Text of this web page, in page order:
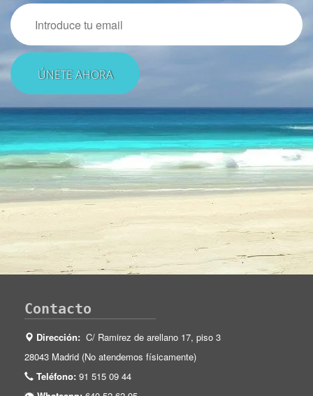
Email
Contacto
Dirección: C/ Ramirez de arellano 17, piso 3
28043 Madrid (No atendemos físicamente)
Teléfono: 91 515 09 44